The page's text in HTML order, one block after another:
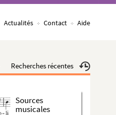
Actualités Contact Aide
Recherches récentes
Sources
musicales